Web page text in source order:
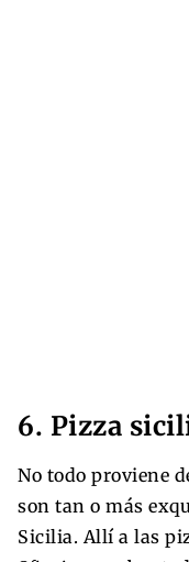
6. Pizza
No todo proviene
son tan o más
Sicilia. Allí a las